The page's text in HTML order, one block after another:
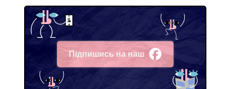
Підпишись на наш
Facebook